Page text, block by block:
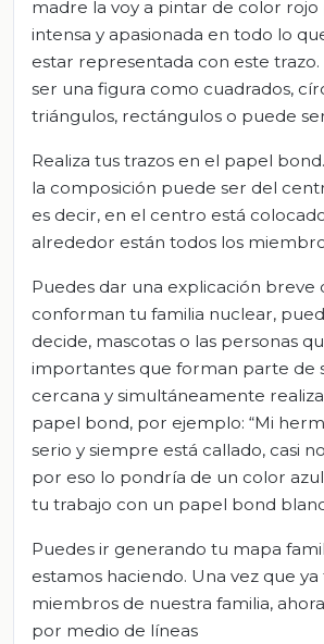
madre la voy a pintar de color
intensa y apasionada en todo lo
estar representada con este
ser una figura como cuadrados,
triángulos, rectángulos o puede
Realiza tus trazos en el papel
la composición puede ser del
es decir, en el centro está
alrededor están todos los
Puedes dar una explicación breve
conforman tu familia nuclear,
decide, mascotas o las personas
importantes que forman parte de
cercana y simultáneamente
papel bond, por ejemplo: “Mi
serio y siempre está callado, casi
por eso lo pondría de un color
tu trabajo con un papel bond
Puedes ir generando tu mapa
estamos haciendo. Una vez que
miembros de nuestra familia,
por medio de líneas